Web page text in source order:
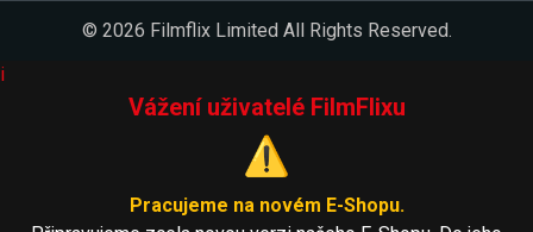
© 2026 Filmflix Limited All Rights Reserved.
i
Vážení uživatelé FilmFlixu
⚠️
Pracujeme na novém E-Shopu.